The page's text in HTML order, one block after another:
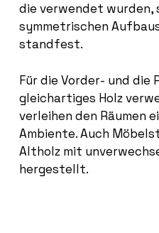
die verwendet wurden,
symmetrischen
standfest.
Für die Vorder- und die
gleichartiges Holz
verleihen den Räumen
Ambiente. Auch
Altholz mit
hergestellt.